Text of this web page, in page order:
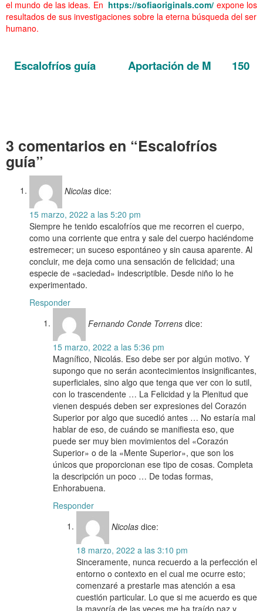
el mundo de las ideas. En https://sofiaoriginals.com/ expone los
resultados de sus investigaciones sobre la eterna búsqueda del ser
humano.
Escalofríos guía Aportación de M 150
3 comentarios en “Escalofríos
guía”
Nicolas dice:
15 marzo, 2022 a las 5:20 pm
Siempre he tenido escalofríos que me recorren el cuerpo,
como una corriente que entra y sale del cuerpo haciéndome
estremecer; un suceso espontáneo y sin causa aparente. Al
concluir, me deja como una sensación de felicidad; una
especie de «saciedad» indescriptible. Desde niño lo he
experimentado.
Responder
Fernando Conde Torrens dice:
15 marzo, 2022 a las 5:36 pm
Magnífico, Nicolás. Eso debe ser por algún motivo. Y
supongo que no serán acontecimientos insignificantes,
superficiales, sino algo que tenga que ver con lo sutil,
con lo trascendente … La Felicidad y la Plenitud que
vienen después deben ser expresiones del Corazón
Superior por algo que sucedió antes … No estaría mal
hablar de eso, de cuándo se manifiesta eso, que
puede ser muy bien movimientos del «Corazón
Superior» o de la «Mente Superior», que son los
únicos que proporcionan ese tipo de cosas. Completa
la descripción un poco … De todas formas,
Enhorabuena.
Responder
Nicolas dice:
18 marzo, 2022 a las 3:10 pm
Sinceramente, nunca recuerdo a la perfección el
entorno o contexto en el cual me ocurre esto;
comenzaré a prestarle mas atención a esa
cuestión particular. Lo que si me acuerdo es que
la mayoría de las veces me ha traído paz y